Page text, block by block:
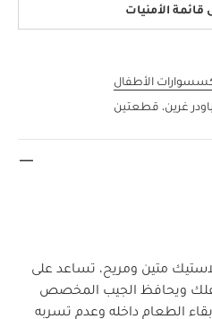
الأمنيات
الأطفال
غرين، قطعتين
متين ومريح، تساعد على
ويحافظ الجيب المخصص
الطعام داخله وعدم تسربه